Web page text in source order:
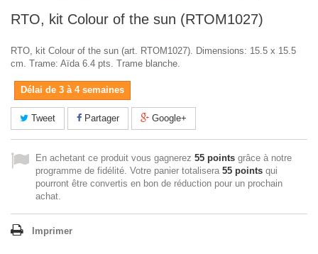
RTO, kit Colour of the sun (RTOM1027)
RTO, kit Colour of the sun (art. RTOM1027). Dimensions: 15.5 x 15.5
cm. Trame: Aïda 6.4 pts. Trame blanche.
Délai de 3 à 4 semaines
Tweet Partager Google+
En achetant ce produit vous gagnerez 55 points grâce à notre
programme de fidélité. Votre panier totalisera 55 points qui
pourront être convertis en bon de réduction pour un prochain
achat.
Imprimer